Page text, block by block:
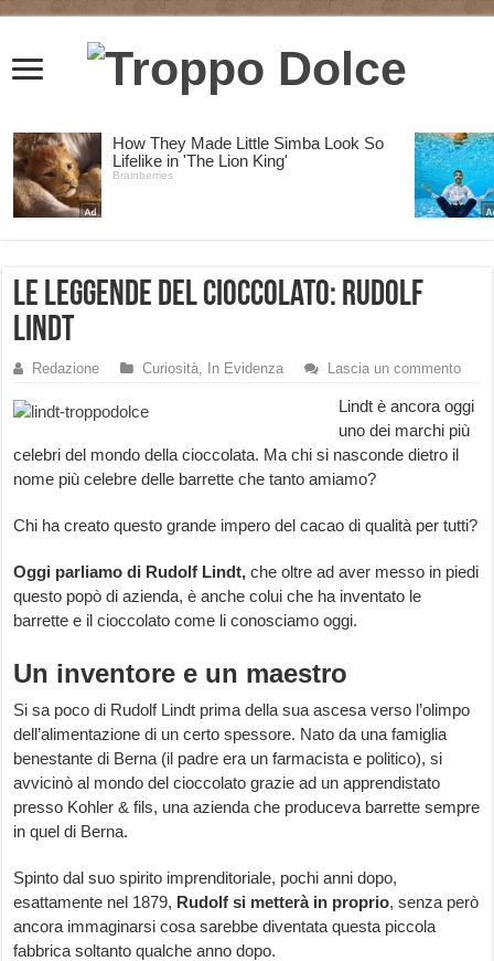
Le leggende del cioccolato: Rudolf
Lindt
Redazione Curiosità, In Evidenza Lascia un commento
Lindt è ancora oggi
uno dei marchi più
celebri del mondo della cioccolata. Ma chi si nasconde dietro il
nome più celebre delle barrette che tanto amiamo?
Chi ha creato questo grande impero del cacao di qualità per tutti?
Oggi parliamo di Rudolf Lindt,che oltre ad aver messo in piedi
questo popò di azienda, è anche colui che ha inventato le
barrette e il cioccolato come li conosciamo oggi.
Un inventore e un maestro
Si sa poco di Rudolf Lindt prima della sua ascesa verso l’olimpo
dell’alimentazione di un certo spessore. Nato da una famiglia
benestante di Berna (il padre era un farmacista e politico), si
avvicinò al mondo del cioccolato grazie ad un apprendistato
presso Kohler & fils, una azienda che produceva barrette sempre
in quel di Berna.
Spinto dal suo spirito imprenditoriale, pochi anni dopo,
esattamente nel 1879, Rudolf si metterà in proprio, senza però
ancora immaginarsi cosa sarebbe diventata questa piccola
fabbrica soltanto qualche anno dopo.